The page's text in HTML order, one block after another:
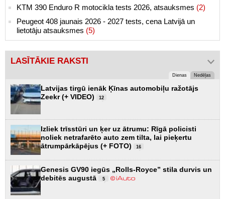
KTM 390 Enduro R motocikla tests 2026, atsauksmes (2)
Peugeot 408 jaunais 2026 - 2027 tests, cena Latvijā un
lietotāju atsauksmes (5)
LASĪTĀKIE RAKSTI
Dienas Nedēļas
Latvijas tirgū ienāk Ķīnas automobiļu ražotājs
Zeekr (+ VIDEO)
12
Izliek trīsstūri un ķer uz ātrumu: Rīgā policisti
noliek netrafarēto auto zem tilta, lai pieķertu
ātrumpārkāpējus (+ FOTO)
16
Genesis GV90 iegūs „Rolls-Royce” stila durvis un
debitēs augustā
5